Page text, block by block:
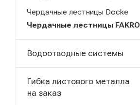
Чердачные лестницы Docke
Чердачные лестницы FAKRO
Водоотводные системы
Гибка листового металла
на заказ